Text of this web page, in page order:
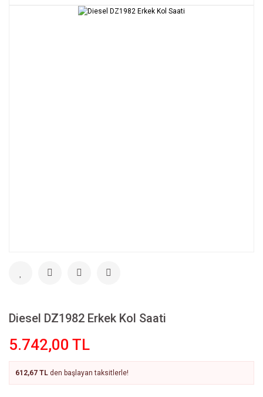
Diesel DZ1982 Erkek Kol Saati
5.742,00 TL
612,67 TL den başlayan taksitlerle!